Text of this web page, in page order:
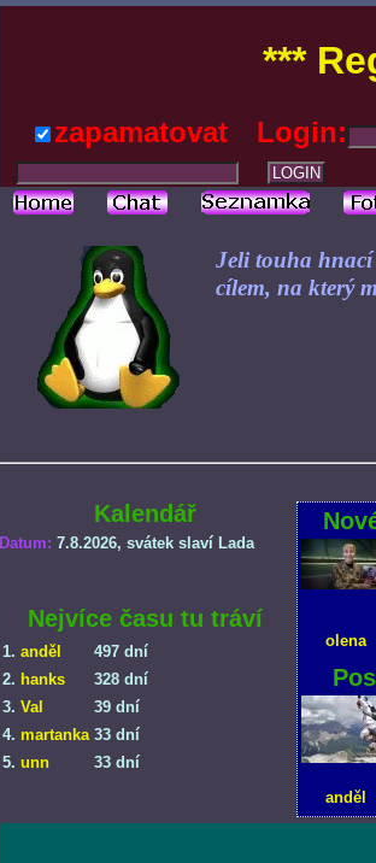
***
zapamatovat Login:
Jeli touha
cílem, na který
Kalendář
Datum: 7.8.2026, svátek slaví Lada
Nejvíce času tu tráví
1. anděl
497 dní
2. hanks
328 dní
3. Val
39 dní
4. martanka 33 dní
5. unn 33 dní
olena
anděl